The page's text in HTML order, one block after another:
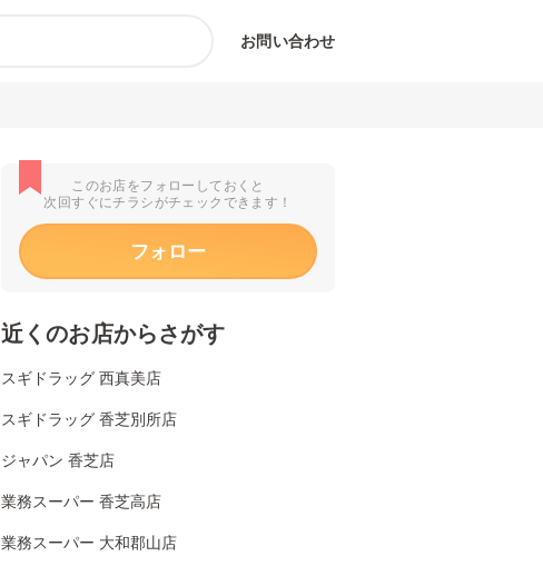
お問い合わせ
このお店をフォローしておくと
次回すぐにチラシがチェックできます！
フォロー
近くのお店からさがす
スギドラッグ 西真美店
スギドラッグ 香芝別所店
ジャパン 香芝店
業務スーパー 香芝高店
業務スーパー 大和郡山店